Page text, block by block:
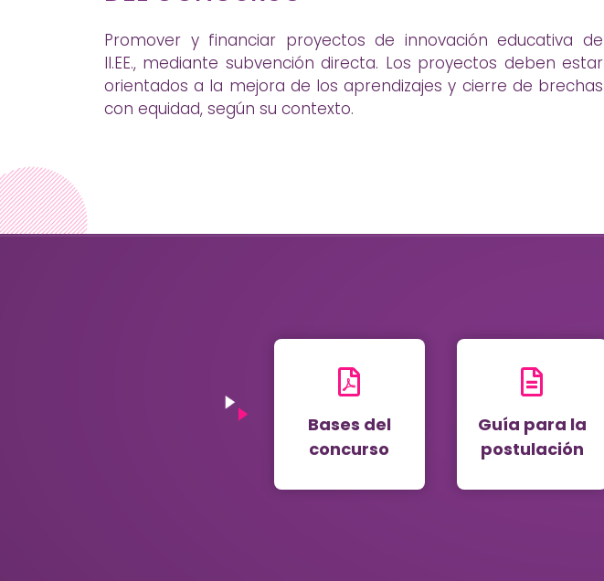
Promover y financiar proyectos de innovación educativa de
II.EE., mediante subvención directa. Los proyectos deben estar
orientados a la mejora de los aprendizajes y cierre de brechas
con equidad, según su contexto.
Bases del
concurso
Guía para la
postulación